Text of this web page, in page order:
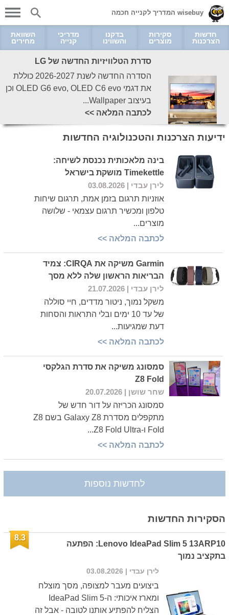
wisebuy המדריך לקנייה חכמה
חדשות
הצרכנות
סקירות
מוצרים
בדקנו
והשווינו
מדריכי
קנייה
השוואת
מחירים
סדרת הטלוויזיות החדשה של LG
הסדרה החדשה לשנת 2026-2027 כוללת
את דגמי OLED G6 evo, OLED C6 evo וכן
בעיצוב Wallpaper...
לכתבה המלאה >>
ידיעות הצרכנות והטכנולוגיה החדשות
בינה מלאכותית נכנסת לשיחה:
Timekettle מושקת בישראל
לירן עבדי | 03.08.2026
אוזניות תרגום בזמן אמת, תרגום שיחות
טלפון ומכשיר תרגום עצמאי - שלושה
מוצרים...
לכתבה המלאה >>
Garmin משיקה את CIRQA: צמיד
הבריאות הראשון שלה ללא מסך
לירן עבדי | 21.07.2026
משקל נמוך, ניטור מדדים, חיי סוללה
של עד 10 ימים ובלי התראות והסחות
דעת שמגיעות...
לכתבה המלאה >>
סמסונג משיקה את סדרת הגלקסי
Z8 Fold
שחר שושן | 20.07.2026
סמסונג הכריזה על דור חדש של
מתקפלים מסדרת Galaxy Z8 בשם Z8
Fold ו-Z8 Fold Ultra...
לכתבה המלאה >>
לחדשות נוספות
הסקירות החדשות
Lenovo IdeaPad Slim 5 13ARP10: הפתעה
בתקציב נמוך
8.3
לירן עבדי | 03.08.2026
ביצועים מעבר למצופה, מסך מוצלח
ומארז איכותי: ה-IdeaPad Slim 5
הצליח להפתיע אותנו לטובה - אבל זה